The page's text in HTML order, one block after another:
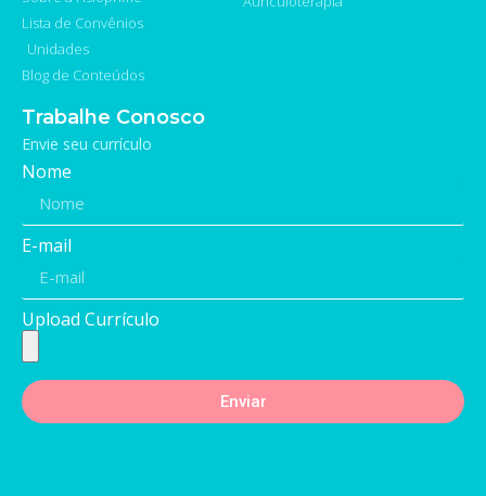
Lista de Convênios
Unidades
Blog de Conteúdos
Trabalhe Conosco
Envie seu currículo
Nome
E-mail
Upload Currículo
Enviar